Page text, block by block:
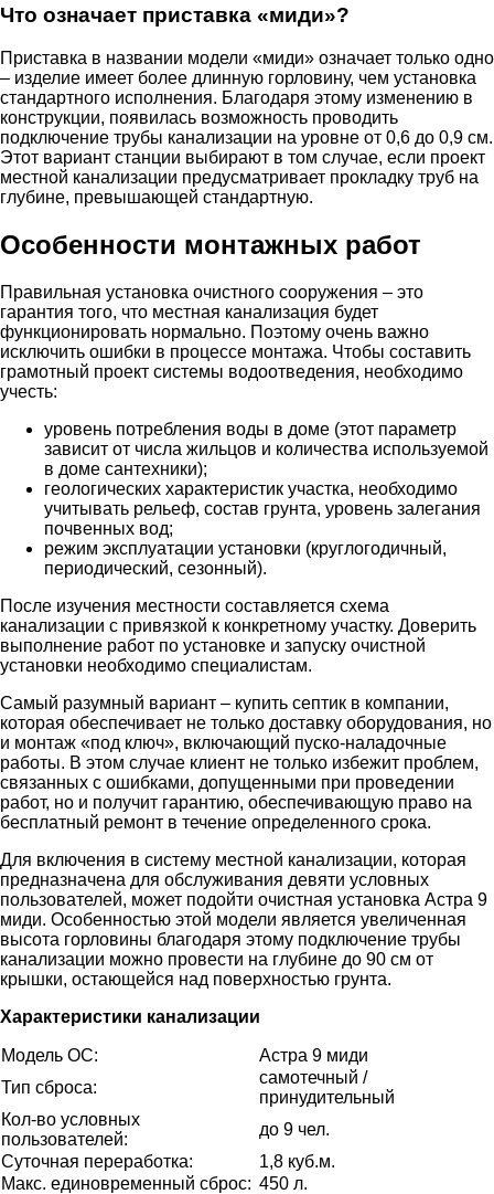
Что означает приставка «миди»?
Приставка в названии модели «миди» означает только одно
– изделие имеет более длинную горловину, чем установка
стандартного исполнения. Благодаря этому изменению в
конструкции, появилась возможность проводить
подключение трубы канализации на уровне от 0,6 до 0,9 см.
Этот вариант станции выбирают в том случае, если проект
местной канализации предусматривает прокладку труб на
глубине, превышающей стандартную.
Особенности монтажных работ
Правильная установка очистного сооружения – это
гарантия того, что местная канализация будет
функционировать нормально. Поэтому очень важно
исключить ошибки в процессе монтажа. Чтобы составить
грамотный проект системы водоотведения, необходимо
учесть:
уровень потребления воды в доме (этот параметр
зависит от числа жильцов и количества используемой
в доме сантехники);
геологических характеристик участка, необходимо
учитывать рельеф, состав грунта, уровень залегания
почвенных вод;
режим эксплуатации установки (круглогодичный,
периодический, сезонный).
После изучения местности составляется схема
канализации с привязкой к конкретному участку. Доверить
выполнение работ по установке и запуску очистной
установки необходимо специалистам.
Самый разумный вариант – купить септик в компании,
которая обеспечивает не только доставку оборудования, но
и монтаж «под ключ», включающий пуско-наладочные
работы. В этом случае клиент не только избежит проблем,
связанных с ошибками, допущенными при проведении
работ, но и получит гарантию, обеспечивающую право на
бесплатный ремонт в течение определенного срока.
Для включения в систему местной канализации, которая
предназначена для обслуживания девяти условных
пользователей, может подойти очистная установка Астра 9
миди. Особенностью этой модели является увеличенная
высота горловины благодаря этому подключение трубы
канализации можно провести на глубине до 90 см от
крышки, остающейся над поверхностью грунта.
Характеристики канализации
Модель ОС:
Астра 9 миди
Тип сброса:
самотечный /
принудительный
Кол-во условных
пользователей:
до 9 чел.
Суточная переработка:
1,8 куб.м.
Макс. единовременный сброс: 450 л.